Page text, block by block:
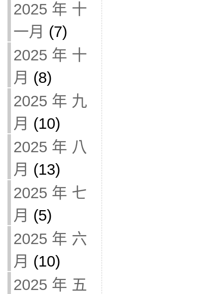
2025 年 十
一月 (7)
2025 年 十
月 (8)
2025 年 九
月 (10)
2025 年 八
月 (13)
2025 年 七
月 (5)
2025 年 六
月 (10)
2025 年 五